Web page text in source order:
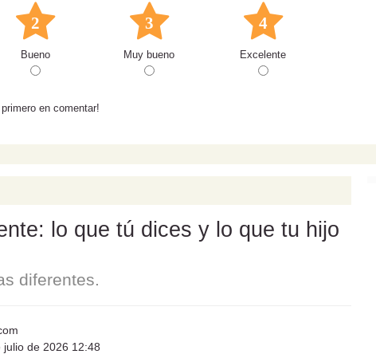
2
Bueno
3
Muy bueno
4
Excelente
primero en comentar!
lo que tú dices y lo que tu hijo
diferentes.
julio de 2026 12:48